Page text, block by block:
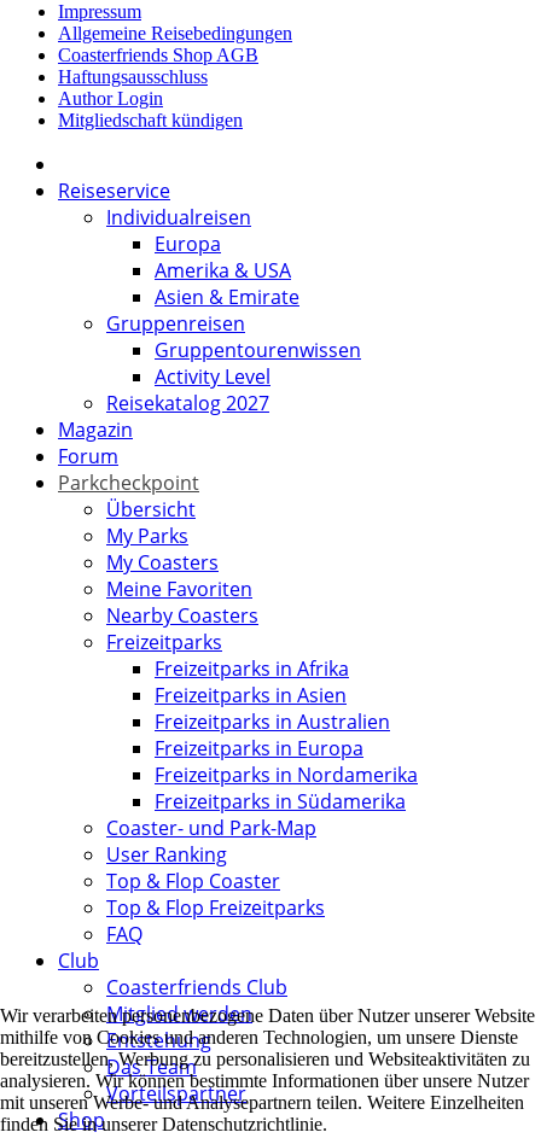
Impressum
Allgemeine Reisebedingungen
Coasterfriends Shop AGB
Haftungsausschluss
Author Login
Mitgliedschaft kündigen
Reiseservice
Individualreisen
Europa
Amerika & USA
Asien & Emirate
Gruppenreisen
Gruppentourenwissen
Activity Level
Reisekatalog 2027
Magazin
Forum
Parkcheckpoint
Übersicht
My Parks
My Coasters
Meine Favoriten
Nearby Coasters
Freizeitparks
Freizeitparks in Afrika
Freizeitparks in Asien
Freizeitparks in Australien
Freizeitparks in Europa
Freizeitparks in Nordamerika
Freizeitparks in Südamerika
Coaster- und Park-Map
User Ranking
Top & Flop Coaster
Top & Flop Freizeitparks
FAQ
Club
Coasterfriends Club
Mitglied werden
Entstehung
Das Team
Vorteilspartner
Shop
Wir verarbeiten personenbezogene Daten über Nutzer unserer Website
mithilfe von Cookies und anderen Technologien, um unsere Dienste
bereitzustellen, Werbung zu personalisieren und Websiteaktivitäten zu
analysieren. Wir können bestimmte Informationen über unsere Nutzer
mit unseren Werbe- und Analysepartnern teilen. Weitere Einzelheiten
finden Sie in unserer Datenschutzrichtlinie.